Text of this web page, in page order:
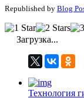
Republished by Blog
Загрузка...
Технология